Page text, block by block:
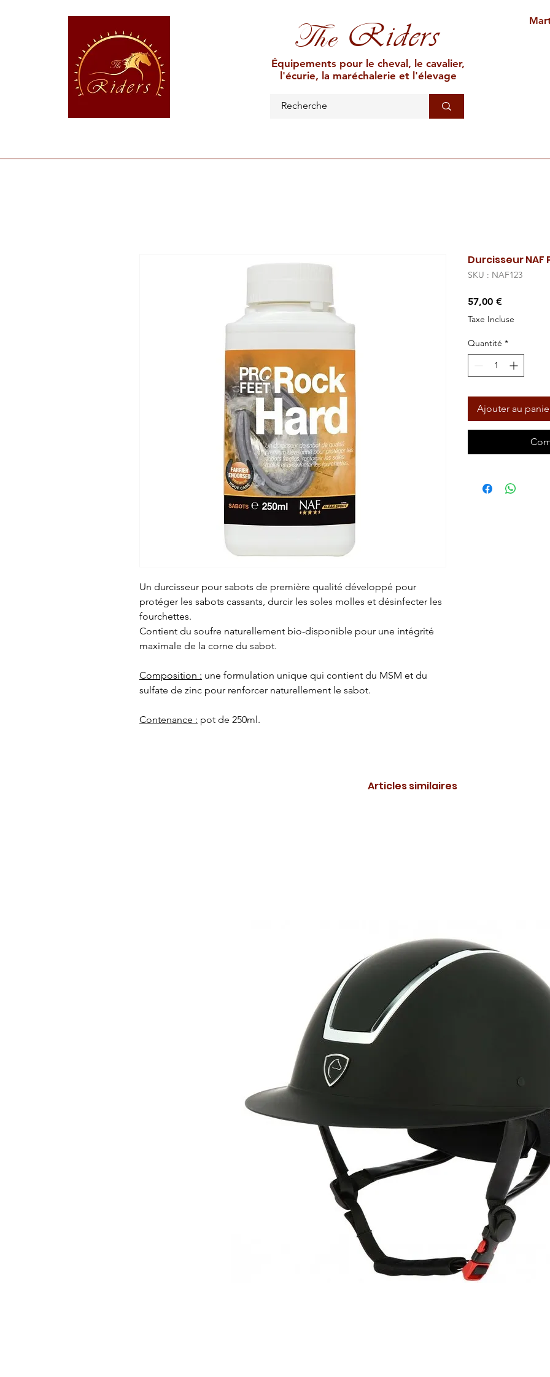
TheRiders
Équipements pour le cheval, le cavalier,
l'écurie, la maréchalerie et l'élevage
Un durcisseur pour sabots de première qualité développé pour
protéger les sabots cassants, durcir les soles molles et désinfecter les
fourchettes.
Contient du soufre naturellement bio-disponible pour une intégrité
maximale de la corne du sabot.
Composition : une formulation unique qui contient du MSM et du
sulfate de zinc pour renforcer naturellement le sabot.
Contenance : pot de 250ml.
Durcisseur NAF
SKU : NAF123
57,00 €Prix
Taxe Incluse
Quantité *
Ajouter au
Articles similaires